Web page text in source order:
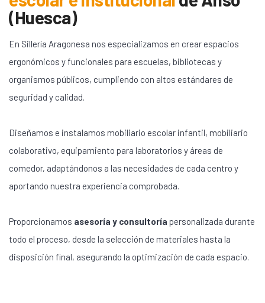
(Huesca)
En Sillería Aragonesa nos especializamos en crear espacios
ergonómicos y funcionales para escuelas, bibliotecas y
organismos públicos, cumpliendo con altos estándares de
seguridad y calidad.
Diseñamos e instalamos mobiliario escolar infantil, mobiliario
colaborativo, equipamiento para laboratorios y áreas de
comedor, adaptándonos a las necesidades de cada centro y
aportando nuestra experiencia comprobada.
Proporcionamos asesoría y consultoría personalizada durante
todo el proceso, desde la selección de materiales hasta la
disposición final, asegurando la optimización de cada espacio.